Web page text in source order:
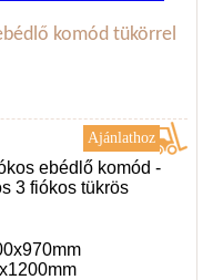
komód tükörrel
ebédlő komód -
3 fiókos tükrös